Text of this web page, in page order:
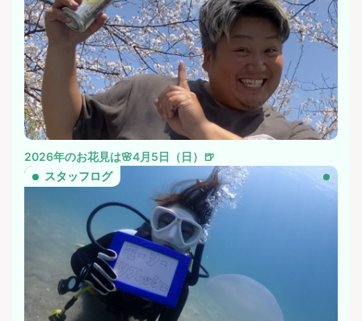
2026年のお花見は🌸4月5日（日）🍺
スタッフログ